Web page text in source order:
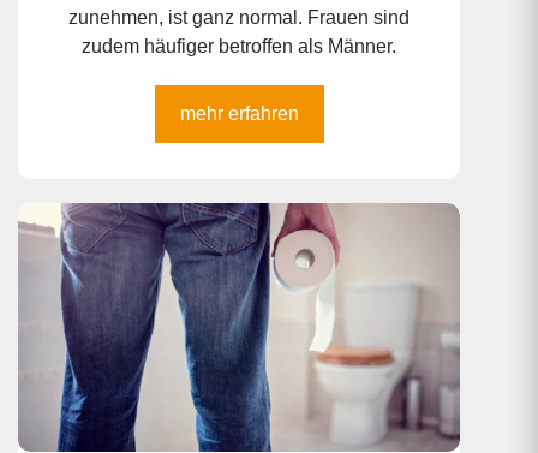
zunehmen, ist ganz normal. Frauen sind
zudem häufiger betroffen als Männer.
mehr erfahren